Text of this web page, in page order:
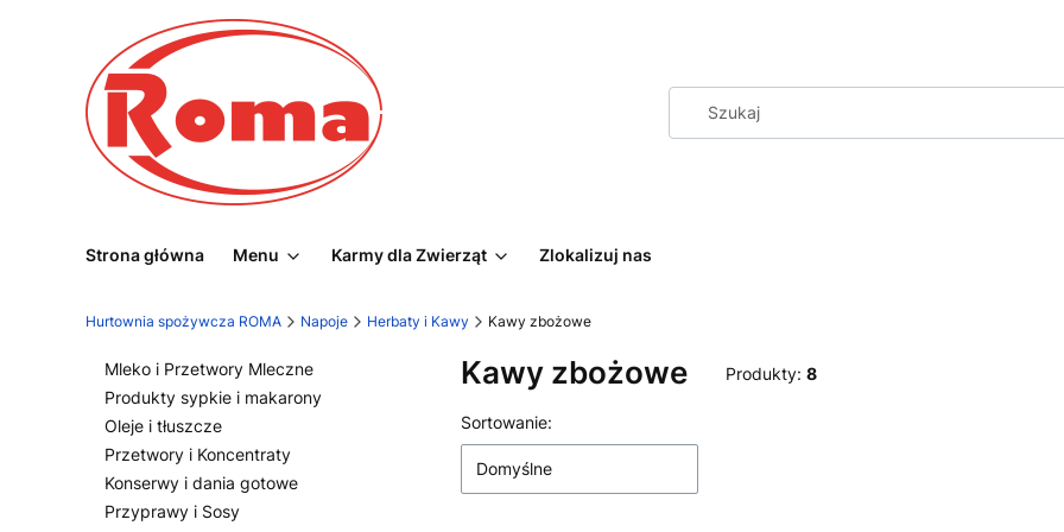
Strona główna Menu Karmy dla Zwierząt Zlokalizuj nas
Hurtownia spożywcza ROMA Napoje Herbaty i Kawy Kawy zbożowe
Mleko i Przetwory Mleczne
Produkty sypkie i makarony
Oleje i tłuszcze
Przetwory i Koncentraty
Konserwy i dania gotowe
Przyprawy i Sosy
Kawy zbożowe Produkty: 8
Lista produktów
Sortowanie:
Domyślne